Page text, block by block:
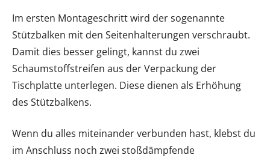
Im ersten Montageschritt wird der sogenannte
Stützbalken mit den Seitenhalterungen verschraubt.
Damit dies besser gelingt, kannst du zwei
Schaumstoffstreifen aus der Verpackung der
Tischplatte unterlegen. Diese dienen als Erhöhung
des Stützbalkens.
Wenn du alles miteinander verbunden hast, klebst du
im Anschluss noch zwei stoßdämpfende